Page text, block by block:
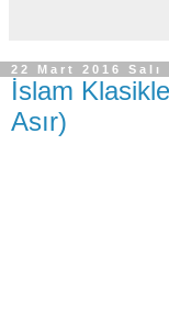
22 Mart 2016 Salı
İslam
Asır)